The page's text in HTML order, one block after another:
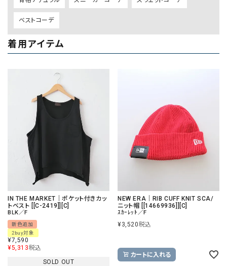
ベストコーデ
着用アイテム
IN THE MARKET｜ポケット付きカッ
トベスト [[C-2419]][C]
BLK／F
新色追加
2buy対象
¥7,590
¥5,313税込
SOLD OUT
NEW ERA｜RIB CUFF KNIT SCA/
ニット帽 [[14669936]][C]
ｽｶｰﾚｯﾄ／F
¥3,520税込
カートに入れる